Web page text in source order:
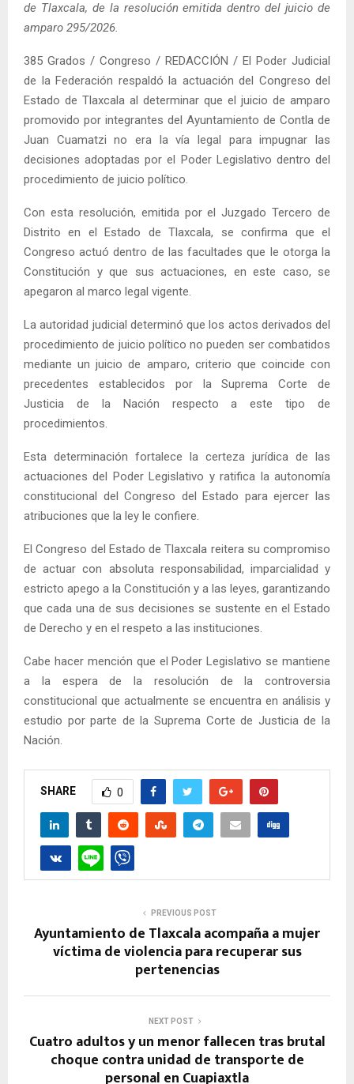
de Tlaxcala, de la resolución emitida dentro del juicio de
amparo 295/2026.
385 Grados / Congreso / REDACCIÓN / El Poder Judicial
de la Federación respaldó la actuación del Congreso del
Estado de Tlaxcala al determinar que el juicio de amparo
promovido por integrantes del Ayuntamiento de Contla de
Juan Cuamatzi no era la vía legal para impugnar las
decisiones adoptadas por el Poder Legislativo dentro del
procedimiento de juicio político.
Con esta resolución, emitida por el Juzgado Tercero de
Distrito en el Estado de Tlaxcala, se confirma que el
Congreso actuó dentro de las facultades que le otorga la
Constitución y que sus actuaciones, en este caso, se
apegaron al marco legal vigente.
La autoridad judicial determinó que los actos derivados del
procedimiento de juicio político no pueden ser combatidos
mediante un juicio de amparo, criterio que coincide con
precedentes establecidos por la Suprema Corte de
Justicia de la Nación respecto a este tipo de
procedimientos.
Esta determinación fortalece la certeza jurídica de las
actuaciones del Poder Legislativo y ratifica la autonomía
constitucional del Congreso del Estado para ejercer las
atribuciones que la ley le confiere.
El Congreso del Estado de Tlaxcala reitera su compromiso
de actuar con absoluta responsabilidad, imparcialidad y
estricto apego a la Constitución y a las leyes, garantizando
que cada una de sus decisiones se sustente en el Estado
de Derecho y en el respeto a las instituciones.
Cabe hacer mención que el Poder Legislativo se mantiene
a la espera de la resolución de la controversia
constitucional que actualmente se encuentra en análisis y
estudio por parte de la Suprema Corte de Justicia de la
Nación.
SHARE 0
PREVIOUS POST
Ayuntamiento de Tlaxcala acompaña a mujer
víctima de violencia para recuperar sus
pertenencias
NEXT POST
Cuatro adultos y un menor fallecen tras brutal
choque contra unidad de transporte de
personal en Cuapiaxtla